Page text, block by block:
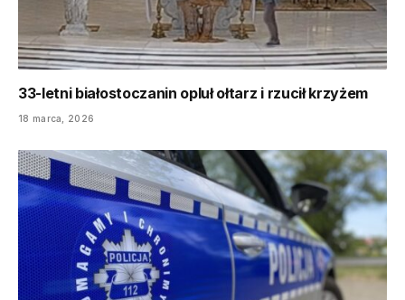
33-letni białostoczanin opluł ołtarz i rzucił krzyżem
18 marca, 2026